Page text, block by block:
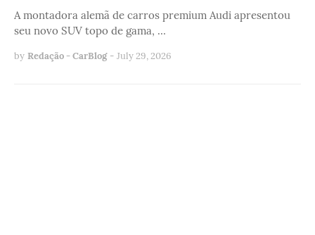
A montadora alemã de carros premium Audi apresentou
seu novo SUV topo de gama, …
by Redação - CarBlog - July 29, 2026